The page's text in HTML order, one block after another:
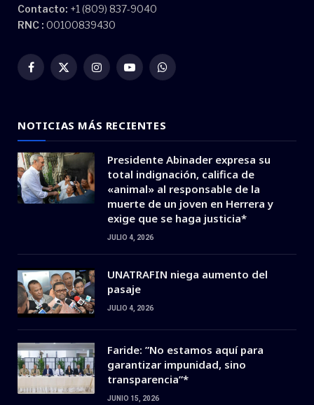
Contacto: +1 (809) 837-9040
RNC : 00100839430
Facebook
X
InstagramYouTubeWhatsApp
NOTICIAS MÁS RECIENTES
Presidente Abinader expresa su
total indignación, califica de
«animal» al responsable de la
muerte de un joven en Herrera y
exige que se haga justicia*
JULIO 4, 2026
UNATRAFIN niega aumento del
pasaje
JULIO 4, 2026
Faride: ”No estamos aquí para
garantizar impunidad, sino
transparencia”*
JUNIO 15, 2026